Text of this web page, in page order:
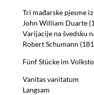
Tri mađarske pjesme iz
John William Duarte
Varijacije na švedsku
Robert Schumann
Fünf Stücke im
Vanitas vanitatum
Langsam